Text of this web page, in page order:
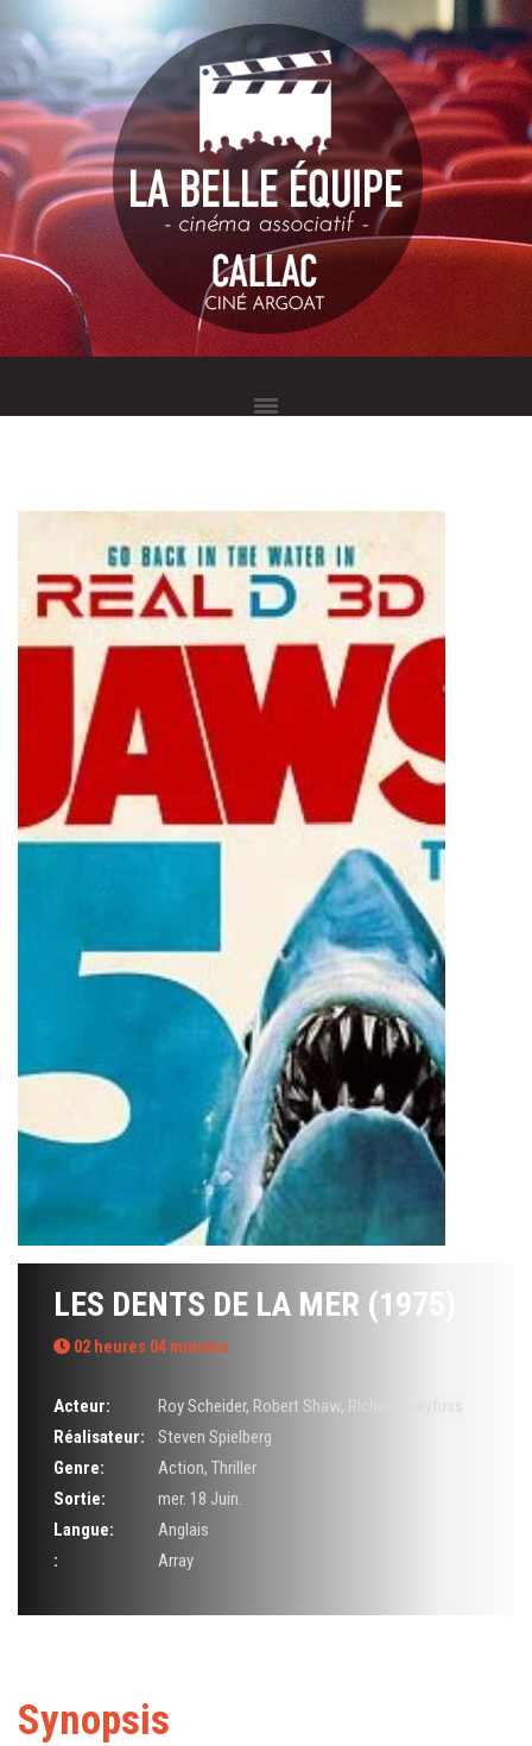
LES DENTS DE LA MER (1975)
02 heures 04 minutes
Acteur: Roy Scheider, Robert Shaw, Richard Dreyfuss
Réalisateur:
Steven Spielberg
Genre:
Action, Thriller
Sortie:
mer. 18 Juin.
Langue:
Anglais
:
Array
Synopsis